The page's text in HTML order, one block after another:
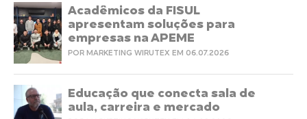
Acadêmicos da FISUL
apresentam soluções para
empresas na APEME
POR MARKETING WIRUTEX EM 06.07.2026
Educação que conecta sala de
aula, carreira e mercado